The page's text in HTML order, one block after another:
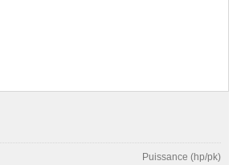
Puissance (hp/pk)